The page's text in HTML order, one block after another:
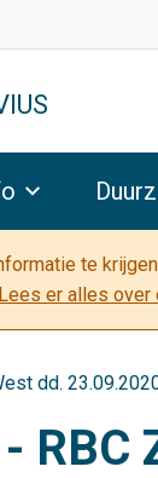
te
Lees er alles over
dd.
RBC